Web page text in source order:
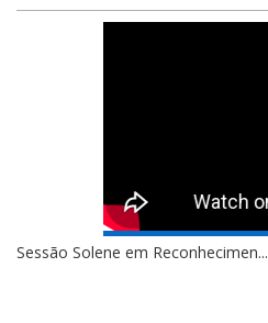
Sessão Solene em Reconhecimen...